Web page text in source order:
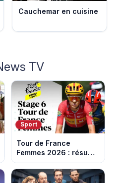
Cauchemar en cuisine
TV
Sport
Tour de France
Femmes 2026 : résumé
vidéo de la 6e étape
entre Montbrison et
Tournon-sur-Rhône